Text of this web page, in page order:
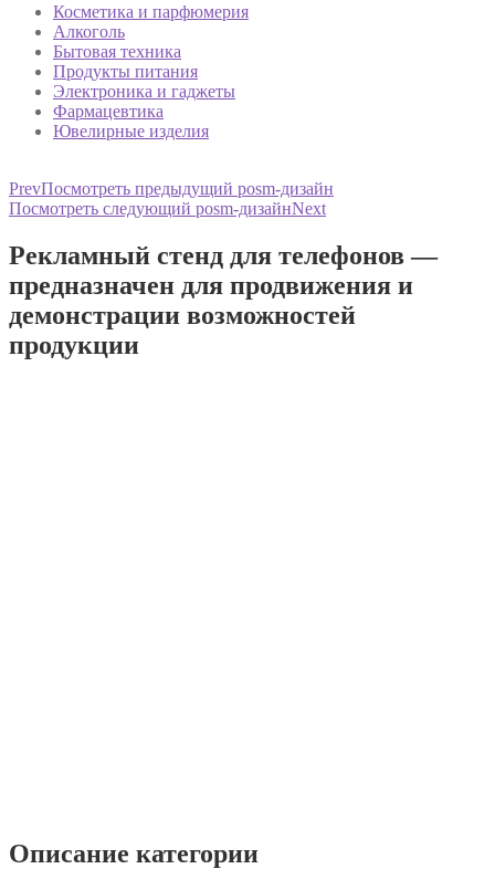
Косметика и парфюмерия
Алкоголь
Бытовая техника
Продукты питания
Электроника и гаджеты
Фармацевтика
Ювелирные изделия
PrevПосмотреть предыдущий posm-дизайн
Посмотреть следующий posm-дизайнNext
Рекламный стенд для телефонов —
предназначен для продвижения и
демонстрации возможностей
продукции
Описание категории